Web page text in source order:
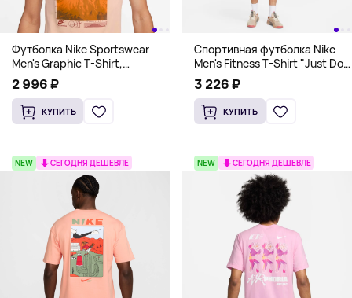
Футболка Nike Sportswear
Men's Graphic T-Shirt,
персиковый
2 996 ₽
КУПИТЬ
Спортивная футболка Nike
Men's Fitness T-Shirt "Just Do
It", персиковый
3 226 ₽
КУПИТЬ
NEW СЕГОДНЯ ДЕШЕВЛЕ NEW СЕГОДНЯ ДЕШЕВЛЕ